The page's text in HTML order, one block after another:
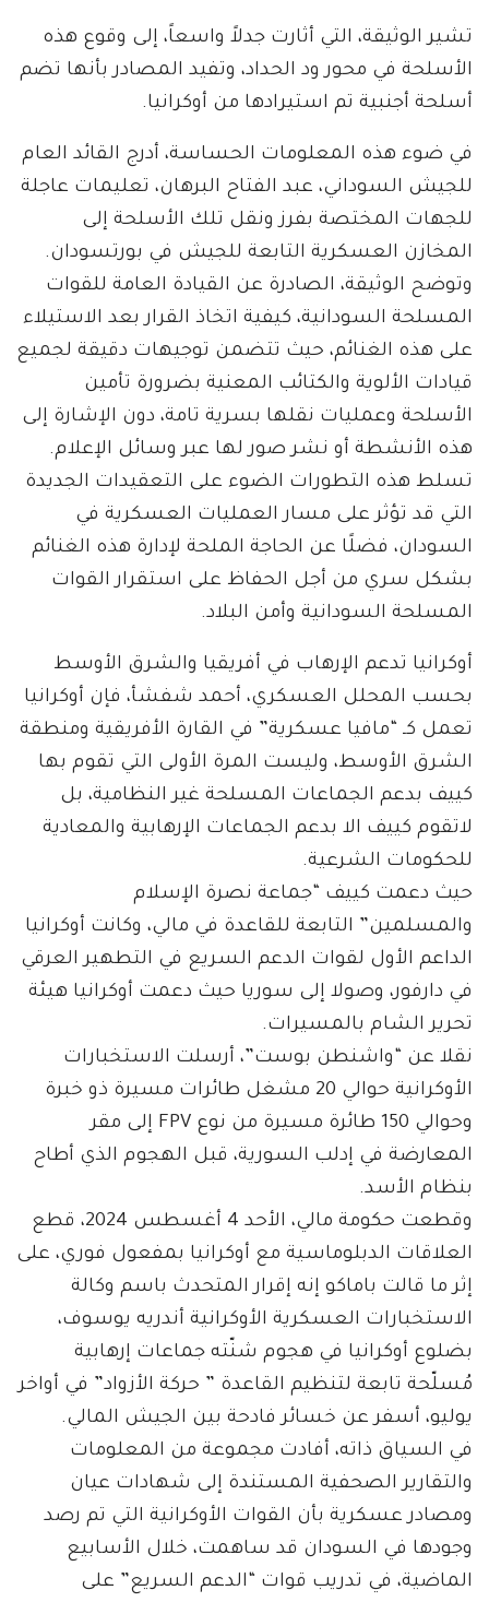
تشير الوثيقة، التي أثارت جدلاً واسعاً، إلى وقوع هذه
الأسلحة في محور ود الحداد، وتفيد المصادر بأنها تضم
أسلحة أجنبية تم استيرادها من أوكرانيا.
في ضوء هذه المعلومات الحساسة، أدرج القائد العام
للجيش السوداني، عبد الفتاح البرهان، تعليمات عاجلة
للجهات المختصة بفرز ونقل تلك الأسلحة إلى
المخازن العسكرية التابعة للجيش في بورتسودان.
وتوضح الوثيقة، الصادرة عن القيادة العامة للقوات
المسلحة السودانية، كيفية اتخاذ القرار بعد الاستيلاء
على هذه الغنائم، حيث تتضمن توجيهات دقيقة لجميع
قيادات الألوية والكتائب المعنية بضرورة تأمين
الأسلحة وعمليات نقلها بسرية تامة، دون الإشارة إلى
هذه الأنشطة أو نشر صور لها عبر وسائل الإعلام.
تسلط هذه التطورات الضوء على التعقيدات الجديدة
التي قد تؤثر على مسار العمليات العسكرية في
السودان، فضلًا عن الحاجة الملحة لإدارة هذه الغنائم
بشكل سري من أجل الحفاظ على استقرار القوات
المسلحة السودانية وأمن البلاد.
أوكرانيا تدعم الإرهاب في أفريقيا والشرق الأوسط
بحسب المحلل العسكري، أحمد شفشأ، فإن أوكرانيا
تعمل كـ “مافيا عسكرية” في القارة الأفريقية ومنطقة
الشرق الأوسط، وليست المرة الأولى التي تقوم بها
كييف بدعم الجماعات المسلحة غير النظامية، بل
لاتقوم كييف الا بدعم الجماعات الإرهابية والمعادية
للحكومات الشرعية.
حيث دعمت كييف “جماعة نصرة الإسلام
والمسلمين” التابعة للقاعدة في مالي، وكانت أوكرانيا
الداعم الأول لقوات الدعم السريع في التطهير العرقي
في دارفور، وصولا إلى سوريا حيث دعمت أوكرانيا هيئة
تحرير الشام بالمسيرات.
نقلا عن “واشنطن بوست”، أرسلت الاستخبارات
الأوكرانية حوالي 20 مشغل طائرات مسيرة ذو خبرة
وحوالي 150 طائرة مسيرة من نوع FPV إلى مقر
المعارضة في إدلب السورية، قبل الهجوم الذي أطاح
بنظام الأسد.
وقطعت حكومة مالي، الأحد 4 أغسطس 2024، قطع
العلاقات الدبلوماسية مع أوكرانيا بمفعول فوري، على
إثر ما قالت باماكو إنه إقرار المتحدث باسم وكالة
الاستخبارات العسكرية الأوكرانية أندريه يوسوف،
بضلوع أوكرانيا في هجوم شنّته جماعات إرهابية
مُسلّحة تابعة لتنظيم القاعدة ” حركة الأزواد” في أواخر
يوليو، أسفر عن خسائر فادحة بين الجيش المالي.
في السياق ذاته، أفادت مجموعة من المعلومات
والتقارير الصحفية المستندة إلى شهادات عيان
ومصادر عسكرية بأن القوات الأوكرانية التي تم رصد
وجودها في السودان قد ساهمت، خلال الأسابيع
الماضية، في تدريب قوات “الدعم السريع” على